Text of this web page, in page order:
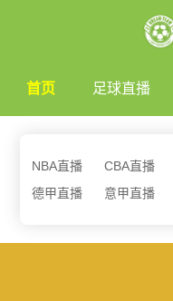
首页 足球直播
NBA直播 CBA直播
德甲直播
意甲直播